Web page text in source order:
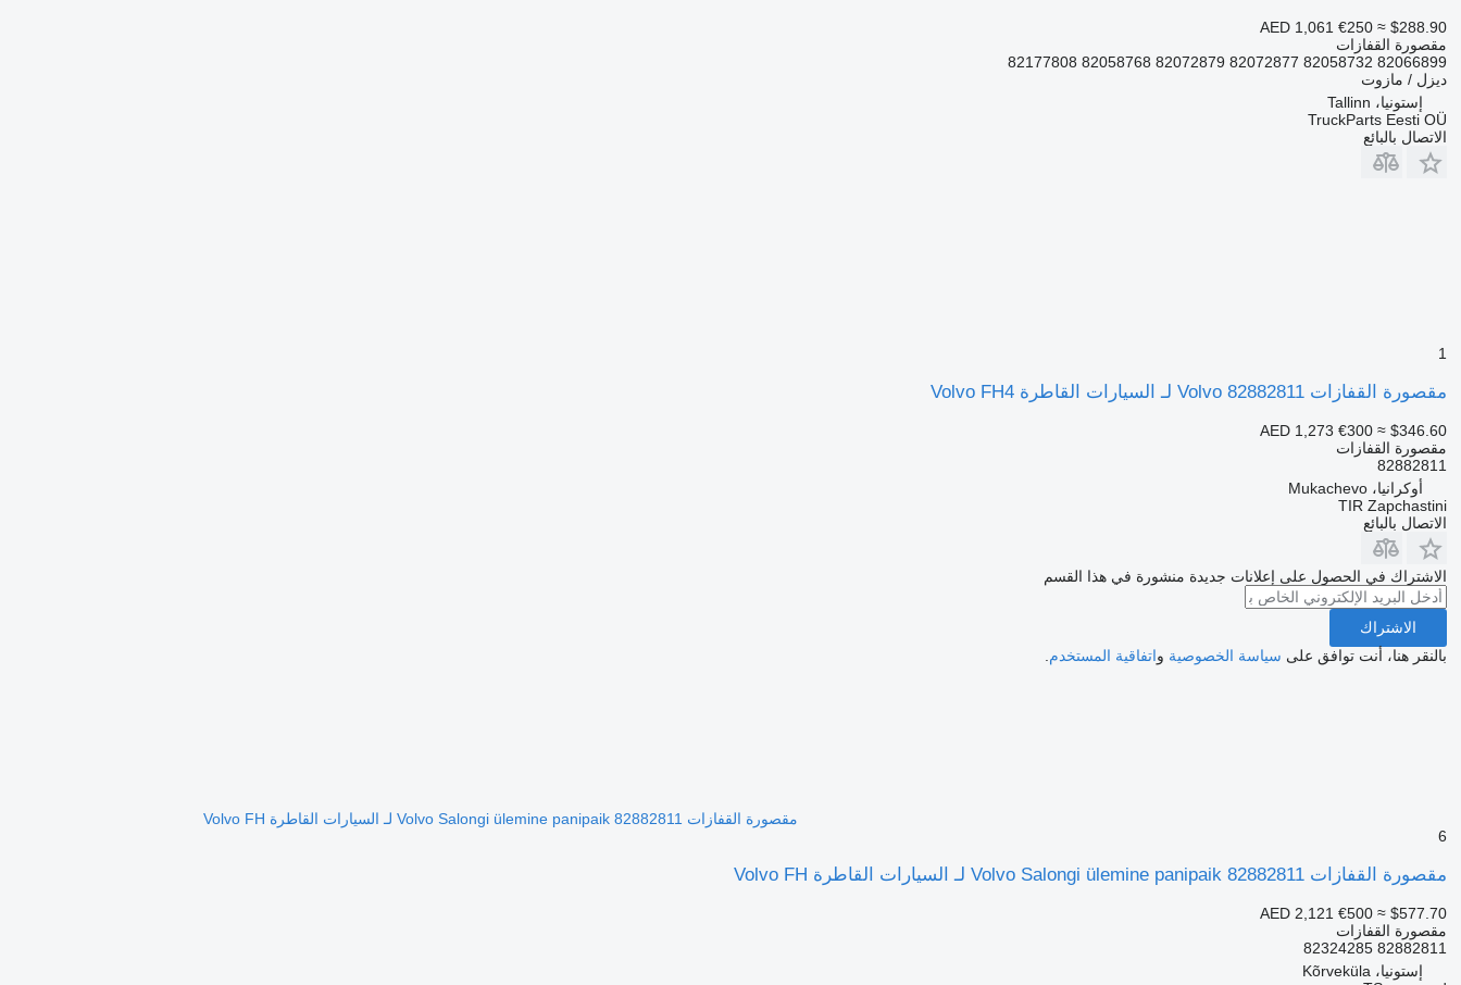
AED 1,061 €250 ≈ $288.90
مقصورة القفازات
82066899 82058732 82072877 82072879 82058768 82177808
ديزل / مازوت
إستونيا، Tallinn
TruckParts Eesti OÜ
الاتصال بالبائع
1
مقصورة القفازات Volvo 82882811 لـ السيارات القاطرة Volvo FH4
AED 1,273 €300 ≈ $346.60
مقصورة القفازات
82882811
أوكرانيا، Mukachevo
TIR Zapchastini
الاتصال بالبائع
الاشتراك في الحصول على إعلانات جديدة منشورة في هذا القسم
الاشتراك
بالنقر هنا، أنت توافق على سياسة الخصوصية واتفاقية المستخدم
مقصورة القفازات Volvo Salongi ülemine panipaik 82882811 لـ السيارات القاطرة Volvo FH
6
مقصورة القفازات Volvo Salongi ülemine panipaik 82882811 لـ السيارات القاطرة Volvo FH
AED 2,121 €500 ≈ $577.70
مقصورة القفازات
82882811 82324285
إستونيا، Kõrveküla